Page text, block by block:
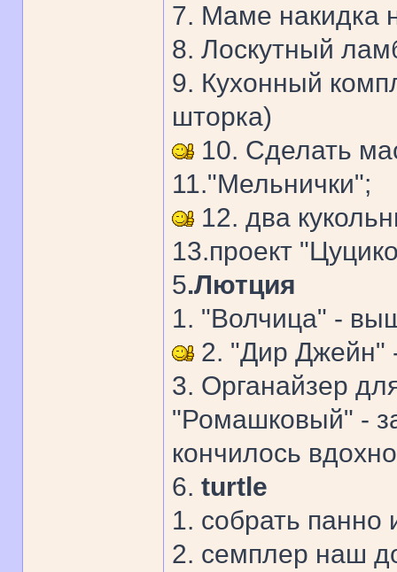
7. Маме накидка
8. Лоскутный
9. Кухонный
шторка)
10. Сделать
11."Мельнички";
12. два
13.проект
5.Лютция
1. "Волчица" -
2. "Дир Джейн"
3. Органайзер
"Ромашковый" -
кончилось
6. turtle
1. собрать панно
2. семплер наш